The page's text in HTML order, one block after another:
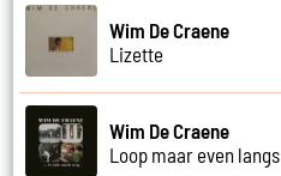
Wim De Craene
Lizette
Wim De Craene
Loop maar even langs